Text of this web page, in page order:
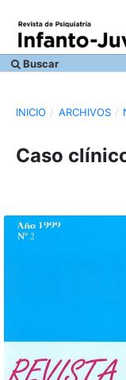
Buscar
INICIO / ARCHIVOS /
Caso